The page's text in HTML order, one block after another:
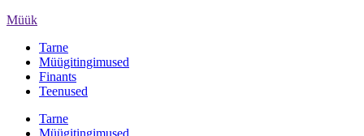
Müük
Tarne
Müügitingimused
Finants
Teenused
Tarne
Müügitingimused